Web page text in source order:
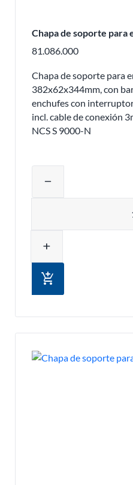
Chapa de soporte para
81.086.000
Chapa de soporte para
382x62x344mm, con
enchufes con
incl. cable de conexión
NCS S 9000-N
remove
add
add_shopping_cart